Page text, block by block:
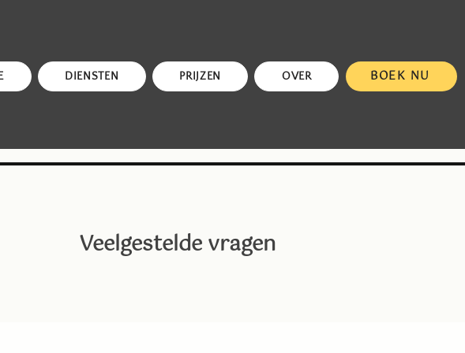
DIENSTEN PRIJZEN OVER BOEK NU
Veelgestelde vragen